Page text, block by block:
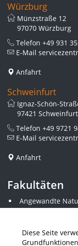
Diese Seite
Würzburg
Münzstraße 12
97070 Würzburg
Telefon +49 931
E-Mail
Anfahrt
Schweinfurt
Ignaz-Schön-
97421 Schweinfurt
Telefon +49 9721
E-Mail
Anfahrt
Fakultäten
Angewandte
Angewandte
Elektrotechnik
Gestaltung